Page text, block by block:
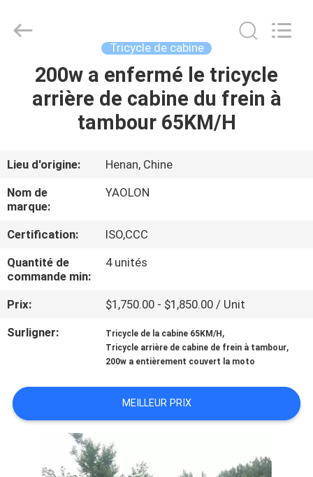
MAISON
PRODUITS
AU
SUJET
DE
NOUS
VISITE
D'USINE
QUALITÉ
CONTACTEZ-
NOUS
Motorcycle
Tricycle de cabine
200w a enfermé le tricycle
arrière de cabine du frein à
tambour 65KM/H
Lieu d'origine:
Henan, Chine
Nom de
marque:
YAOLON
Certification:
ISO,CCC
Quantité de
commande min:
4 unités
Prix:
$1,750.00 - $1,850.00 / Unit
Surligner:
Tricycle de la cabine 65KM/H ,
Tricycle arrière de cabine de frein à tambour,
200w a entièrement couvert la moto
MEILLEUR PRIX